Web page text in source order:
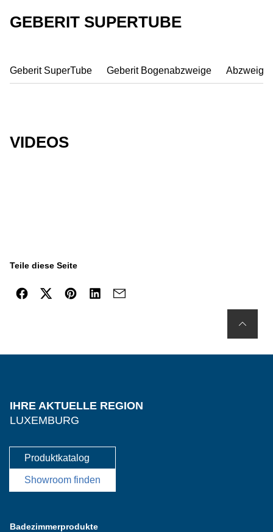
GEBERIT SUPERTUBE
Geberit SuperTube Geberit Bogenabzweige
VIDEOS
Teile diese Seite
IHRE AKTUELLE REGION
LUXEMBURG
Produktkatalog
Showroom finden
Badezimmerprodukte